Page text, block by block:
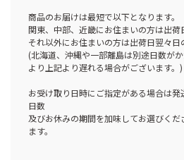
商品のお届けは最短で以下となります。
関東、中部、近畿にお住まいの方は出荷
それ以外にお住まいの方は出荷日翌々日
(北海道、沖縄や一部離島は別途日数が
より上記より遅れる場合がございます。)
お受け取り日時にご指定がある場合は
日数
及びお休みの期間を加味してお選びく
ます。